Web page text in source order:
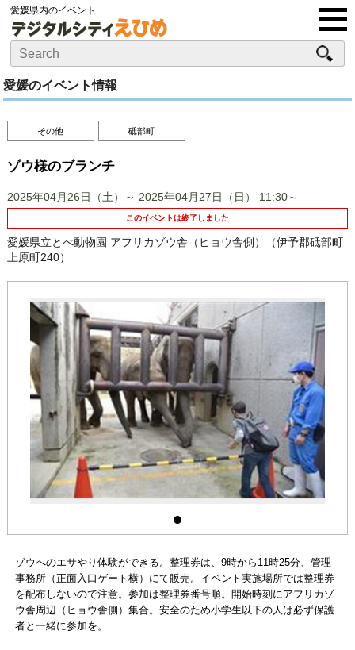
愛媛県内のイベント
愛媛のイベント情報
その他 砥部町
ゾウ様のブランチ
2025年04月26日（土）～ 2025年04月27日（日） 11:30～
このイベントは終了しました
愛媛県立とべ動物園 アフリカゾウ舎（ヒョウ舎側）（伊予郡砥部町
上原町240）
ゾウへのエサやり体験ができる。整理券は、9時から11時25分、管理
事務所（正面入口ゲート横）にて販売。イベント実施場所では整理券
を配布しないので注意。参加は整理券番号順。開始時刻にアフリカゾ
ウ舎周辺（ヒョウ舎側）集合。安全のため小学生以下の人は必ず保護
者と一緒に参加を。